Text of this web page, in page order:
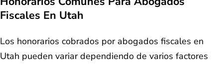
Fiscales En Utah
Los honorarios cobrados por abogados fiscales en
Utah pueden variar dependiendo de varios factores